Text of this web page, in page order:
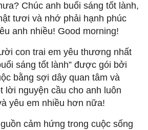
Chúc anh buổi sáng tốt lành,
tươi và nhớ phải hạnh phúc
anh nhiều! Good morning!
con trai em yêu thương nhất
sáng tốt lành” được gói bởi
bằng sợi dây quan tâm và
lời nguyện cầu cho anh luôn
yêu em nhiều hơn nữa!
cảm hứng trong cuộc sống